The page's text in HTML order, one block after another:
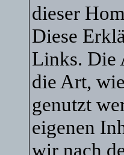
dieser
Diese
Links. Die
die Art,
genutzt
eigenen
wir nach